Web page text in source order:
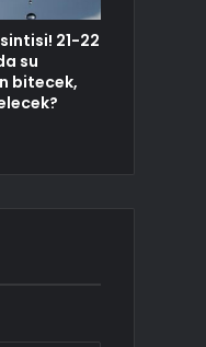
21-22
su
bitecek,